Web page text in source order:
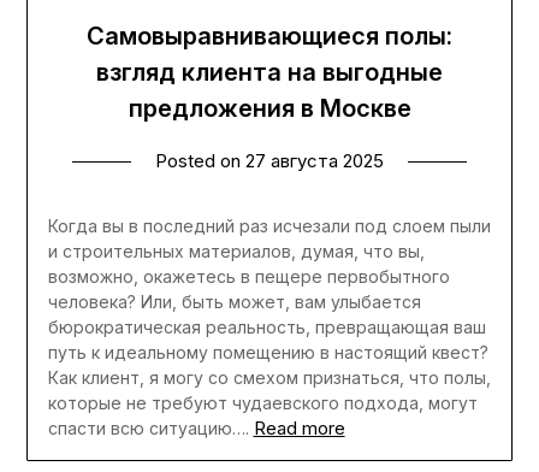
Самовыравнивающиеся полы:
взгляд клиента на выгодные
предложения в Москве
Posted on 27 августа 2025
Когда вы в последний раз исчезали под слоем пыли
и строительных материалов, думая, что вы,
возможно, окажетесь в пещере первобытного
человека? Или, быть может, вам улыбается
бюрократическая реальность, превращающая ваш
путь к идеальному помещению в настоящий квест?
Как клиент, я могу со смехом признаться, что полы,
которые не требуют чудаевского подхода, могут
спасти всю ситуацию…. Read more